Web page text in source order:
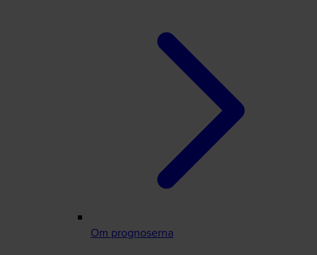
Om prognoserna